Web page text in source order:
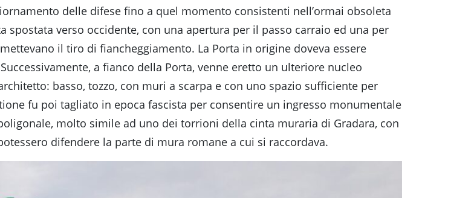
delle difese fino a quel momento consistenti nell’ormai obsoleta
spostata verso occidente, con una apertura per il passo carraio ed una per
il tiro di fiancheggiamento. La Porta in origine doveva essere
a fianco della Porta, venne eretto un ulteriore nucleo
basso, tozzo, con muri a scarpa e con uno spazio sufficiente per
fu poi tagliato in epoca fascista per consentire un ingresso monumentale
molto simile ad uno dei torrioni della cinta muraria di Gradara, con
difendere la parte di mura romane a cui si raccordava.